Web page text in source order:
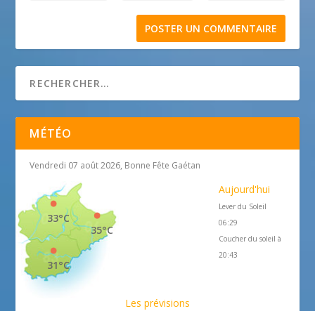
MÉTÉO
Vendredi 07 août 2026, Bonne Fête Gaétan
35°C
33°C
31°C
Aujourd'hui
Lever du Soleil
06:29
Coucher du soleil à
20:43
Les prévisions